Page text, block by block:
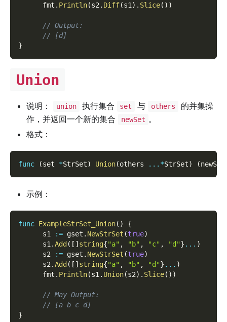
      fmt
. Println(s2 . Diff(s1 ) . Slice( ) )
// Output:
// [d]
}
Union
说明： union 执行集合 set 与 others
的并集操
作，并返回一个新的集合
newSet 。
格式：
func (set *StrSet) Union(others ... *StrSet) (
示例：
func ExampleStrSet_Union( )
{
      s1
:= gset . NewStrSet (true)
      s1
.Add ( [ ] string{"a" , "b" , "c" , "d"} ... )
      s2
:= gset . NewStrSet (true)
      s2
.Add ( [ ] string{"a" , "b" , "d"} ... )
      fmt
. Println(s1 . Union(s2) . Slice( ) )
// May Output:
// [a b c d]
}